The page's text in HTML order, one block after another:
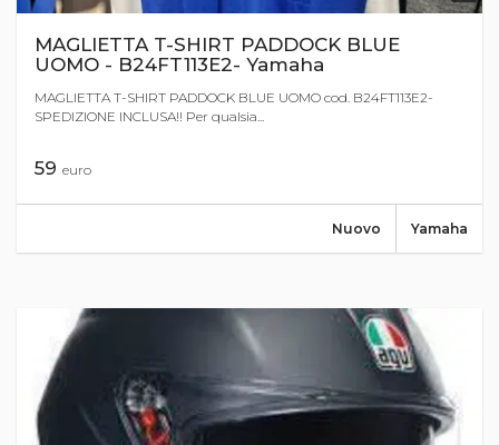
MAGLIETTA T-SHIRT PADDOCK BLUE
UOMO - B24FT113E2- Yamaha
MAGLIETTA T-SHIRT PADDOCK BLUE UOMO cod. B24FT113E2-
SPEDIZIONE INCLUSA!! Per qualsia...
59 euro
Yamaha
Nuovo